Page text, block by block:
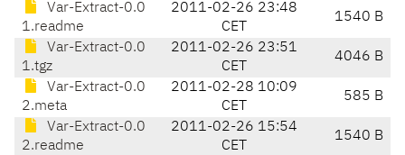
Var-Extract-0.0
1.readme
2011-02-26 23:48
CET
1540 B
Var-Extract-0.0
1.tgz
2011-02-26 23:51
CET
4046 B
Var-Extract-0.0
2.meta
2011-02-28 10:09
CET
585 B
Var-Extract-0.0
2.readme
2011-02-26 15:54
CET
1540 B